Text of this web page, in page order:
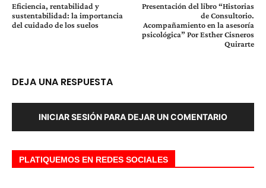
Eficiencia, rentabilidad y
sustentabilidad: la importancia
del cuidado de los suelos
Presentación del libro “Historias
de Consultorio.
Acompañamiento en la asesoría
psicológica” Por Esther Cisneros
Quirarte
DEJA UNA RESPUESTA
INICIAR SESIÓN PARA DEJAR UN COMENTARIO
PLATIQUEMOS EN REDES SOCIALES